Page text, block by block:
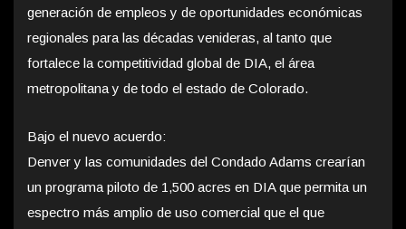
generación de empleos y de oportunidades económicas
regionales para las décadas venideras, al tanto que
fortalece la competitividad global de DIA, el área
metropolitana y de todo el estado de Colorado.
Bajo el nuevo acuerdo:
Denver y las comunidades del Condado Adams crearían
un programa piloto de 1,500 acres en DIA que permita un
espectro más amplio de uso comercial que el que